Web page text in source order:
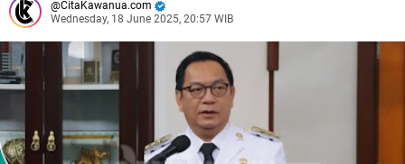
CitaKawanua.com
Wednesday, 18 June 2025, 20:57 WIB